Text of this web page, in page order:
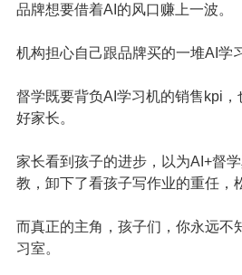
品牌想要借着AI的风口赚上一波。
机构担心自己跟品牌买的一堆AI学
督学既要背负AI学习机的销售kpi，
好家长。
家长看到孩子的进步，以为AI+督
教，卸下了看孩子写作业的重任，
而真正的主角，孩子们，你永远不
习室。